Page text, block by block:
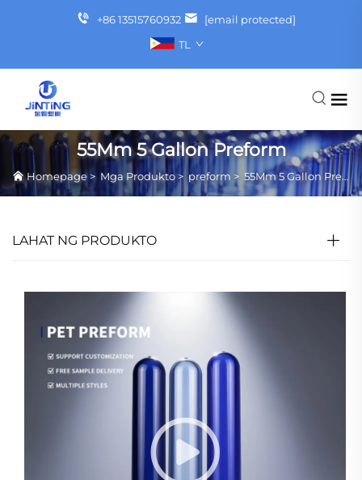
+86 13515760932
[email protected]
TL
55Mm 5 Gallon Preform
Homepage > Mga Produkto> preform > 55Mm 5 Gallon Preform
LAHAT NG PRODUKTO